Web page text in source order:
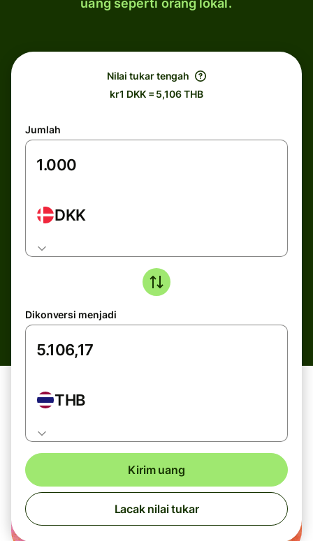
uang seperti orang lokal.
Nilai tukar tengah
kr1 DKK = 5,106 THB
Jumlah
DKK
Dikonversi menjadi
THB
Kirim uang
Lacak nilai tukar